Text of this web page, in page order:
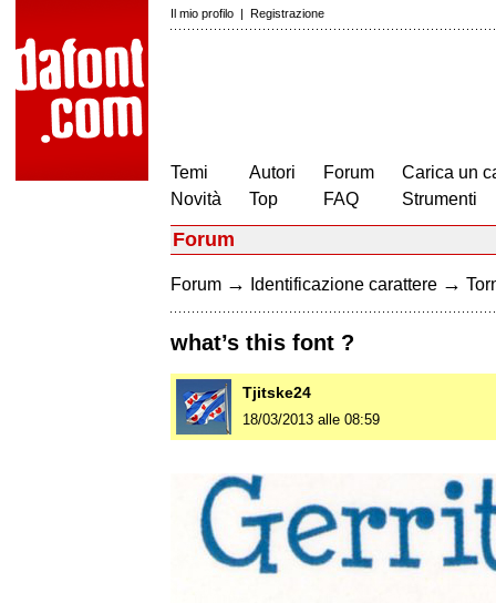
Il mio profilo | Registrazione
Temi
Novità
Autori
Top
Forum
FAQ
Carica un
Strumenti
Forum
Forum → Identificazione carattere →
what’s this font ?
Tjitske24
18/03/2013 alle 08:59